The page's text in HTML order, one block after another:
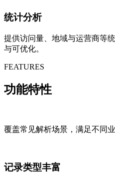
统计分析
提供访问量、地域与运营商等
与可优化。
FEATURES
功能特性
覆盖常见解析场景，满足不同
记录类型丰富